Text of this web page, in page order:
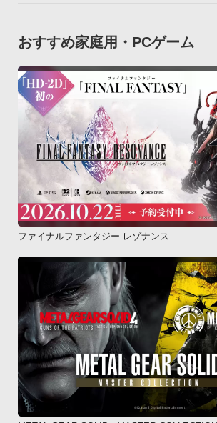
おすすめ家庭用・PCゲーム
ファイナルファンタジー レゾナンス